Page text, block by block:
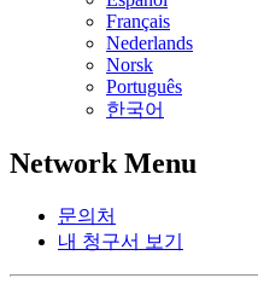
Français
Nederlands
Norsk
Português
한국어
Network Menu
문의처
내 청구서 보기